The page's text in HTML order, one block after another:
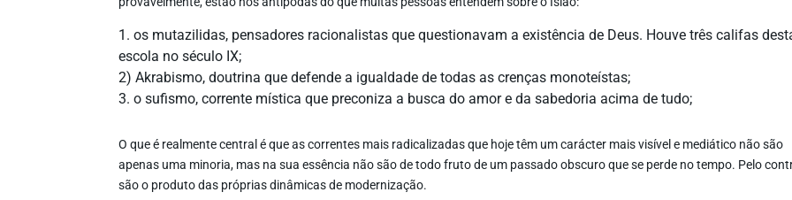
1. os mutazilidas, pensadores racionalistas que questionavam a existência de Deus. Houve três califas
escola no século IX;
2) Akrabismo, doutrina que defende a igualdade de todas as crenças monoteístas;
3. o sufismo, corrente mística que preconiza a busca do amor e da sabedoria acima de tudo;
O que é realmente central é que as correntes mais radicalizadas que hoje têm um carácter mais visível e mediático não são
apenas uma minoria, mas na sua essência não são de todo fruto de um passado obscuro que se perde no tempo. Pelo
são o produto das próprias dinâmicas de modernização.